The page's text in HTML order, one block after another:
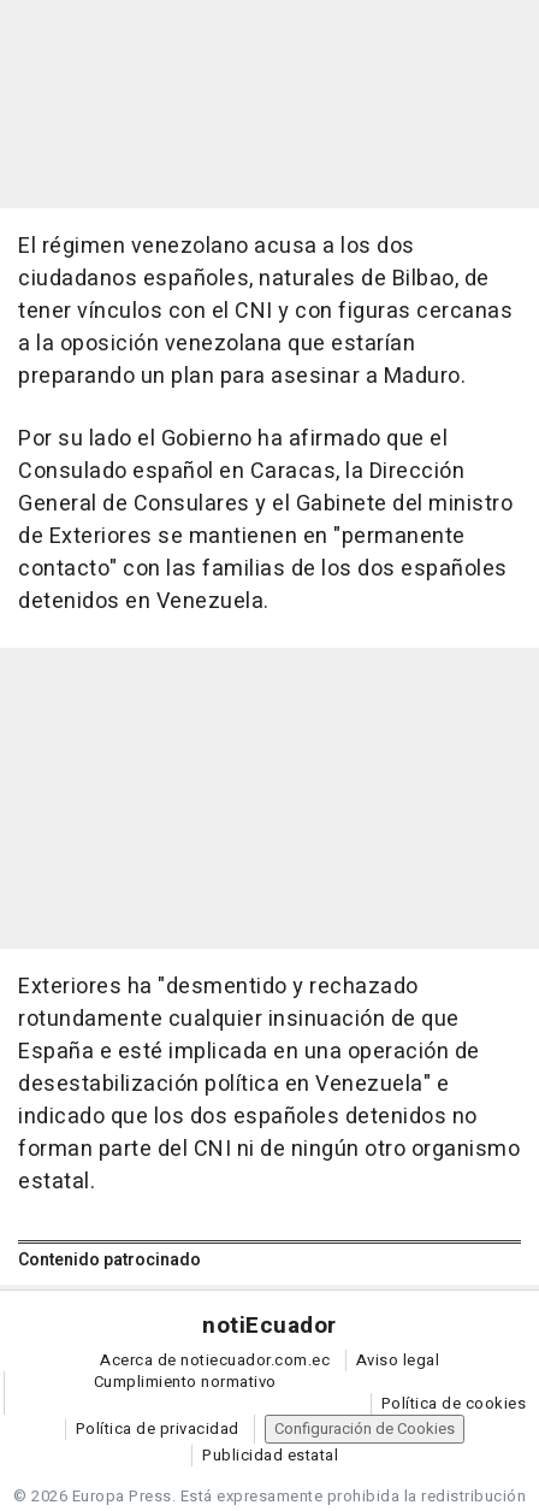
El régimen venezolano acusa a los dos
ciudadanos españoles, naturales de Bilbao, de
tener vínculos con el CNI y con figuras cercanas
a la oposición venezolana que estarían
preparando un plan para asesinar a Maduro.
Por su lado el Gobierno ha afirmado que el
Consulado español en Caracas, la Dirección
General de Consulares y el Gabinete del ministro
de Exteriores se mantienen en "permanente
contacto" con las familias de los dos españoles
detenidos en Venezuela.
Exteriores ha "desmentido y rechazado
rotundamente cualquier insinuación de que
España e esté implicada en una operación de
desestabilización política en Venezuela" e
indicado que los dos españoles detenidos no
forman parte del CNI ni de ningún otro organismo
estatal.
Contenido patrocinado
notiEcuador
Acerca de notiecuador.com.ec
Aviso legal
Cumplimiento normativo
Política de cookies
Política de privacidad
Configuración de Cookies
Publicidad estatal
© 2026 Europa Press. Está expresamente prohibida la redistribución